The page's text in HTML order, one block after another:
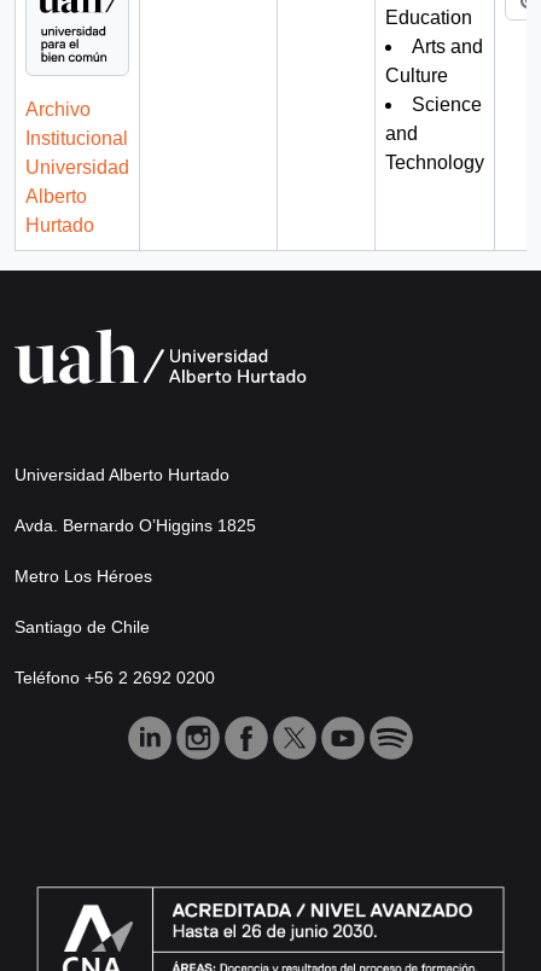
Archivo
Institucional
Universidad
Alberto
Hurtado
Education
Arts and
Culture
Science
and
Technology
Universidad Alberto Hurtado
Avda. Bernardo O’Higgins 1825
Metro Los Héroes
Santiago de Chile
Teléfono +56 2 2692 0200